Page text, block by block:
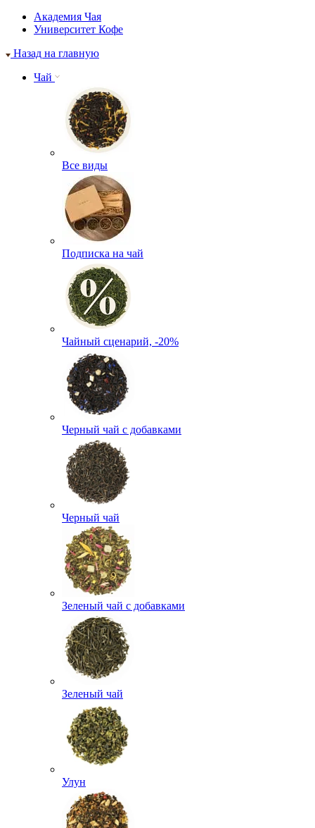
Академия Чая
Университет Кофе
Назад на главную
Чай
Все виды
Подписка на чай
Чайный сценарий, -20%
Черный чай с добавками
Черный чай
Зеленый чай с добавками
Зеленый чай
Улун